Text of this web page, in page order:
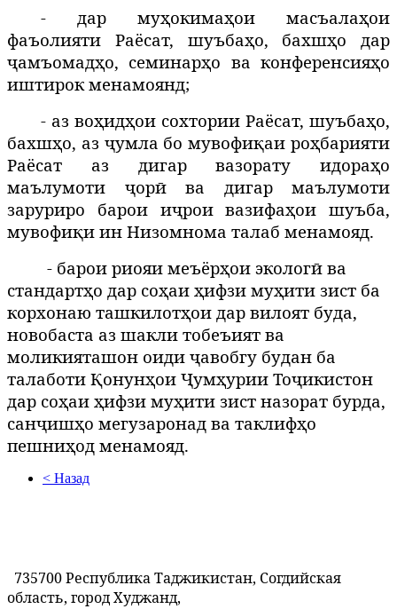
- дар муҳокимаҳои масъалаҳои
фаъолияти Раёсат, шуъбаҳо, бахшҳо дар
ҷамъомадҳо, семинарҳо ва конференсияҳо
иштирок менамоянд;
- аз воҳидҳои сохтории Раёсат, шуъбаҳо,
бахшҳо, аз ҷумла бо мувофиқаи роҳбарияти
Раёсат аз дигар вазорату идораҳо
маълумоти ҷорӣ ва дигар маълумоти
заруриро барои иҷрои вазифаҳои шуъба,
мувофиқи ин Низомнома талаб менамояд.
- барои риояи меъёрҳои экологӣ ва
стандартҳо дар соҳаи ҳифзи муҳити зист ба
корхонаю ташкилотҳои дар вилоят буда,
новобаста аз шакли тобеъият ва
моликияташон оиди ҷавобгу будан ба
талаботи Қонунҳои Ҷумҳурии Тоҷикистон
дар соҳаи ҳифзи муҳити зист назорат бурда,
санҷишҳо мегузаронад ва таклифҳо
пешниҳод менамояд.
< Назад
735700 Республика Таджикистан, Согдийская
область, город Худжанд,